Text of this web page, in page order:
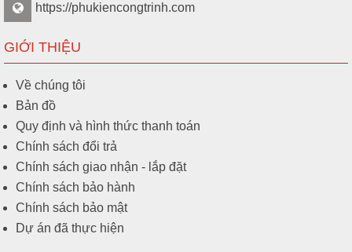
https://phukiencongtrinh.com
GIỚI THIỆU
Về chúng tôi
Bản đồ
Quy định và hình thức thanh toán
Chính sách đổi trả
Chính sách giao nhận - lắp đặt
Chính sách bảo hành
Chính sách bảo mật
Dự án đã thực hiện